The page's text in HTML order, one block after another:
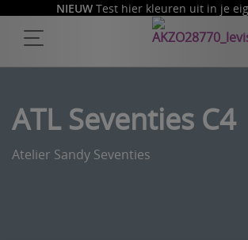
NIEUW Test hier kleuren uit in je
ATL Seventies C4
Atelier Sandy Seventies